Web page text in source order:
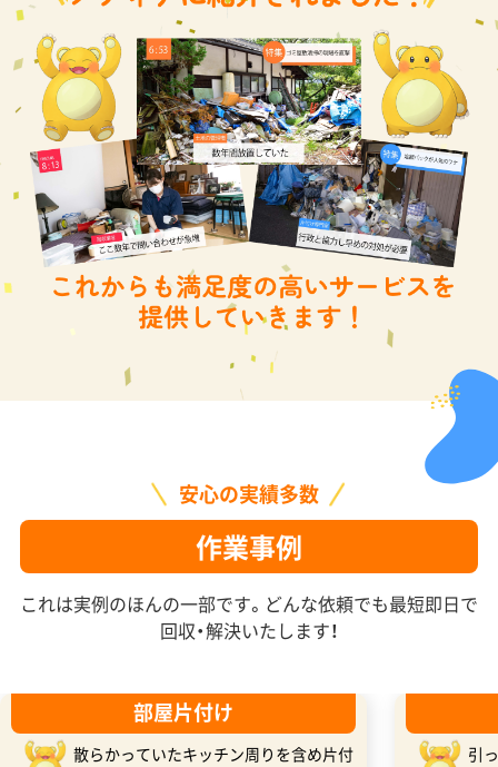
安心の実績多数
作業事例
これは実例のほんの一部です。どんな依頼でも最短即日で
回収・解決いたします！
部屋片付け
散らかっていたキッチン周りを含め片付
引